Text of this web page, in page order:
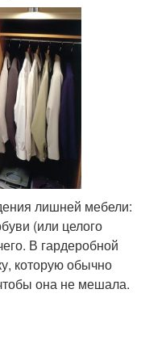
лишней мебели:
(или целого
В гардеробной
которую обычно
она не мешала.